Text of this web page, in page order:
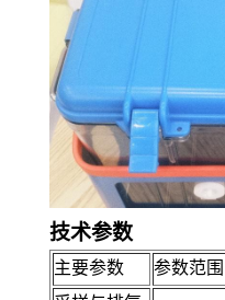
技术参数
主要参数
参数范围